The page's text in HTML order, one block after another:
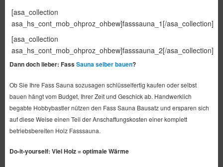
[asa_collection
asa_hs_cont_mob_ohproz_ohbew]fasssauna_1[/asa_collection]
[asa_collection
asa_hs_cont_mob_ohproz_ohbew]fasssauna_2[/asa_collection]
Dann doch lieber: FassSauna selber bauen?
Ob Sie Ihre Fass Sauna sozusagen schlüsselfertig kaufen oder selbst
bauen hängt vom Budget, Ihrer Zeit und Geschick ab. Handwerklich
begabte Hobbybastler nützen den Fass Sauna Bausatz und ersparen sich
auf diese Weise einen Teil der Anschaffungskosten einer komplett
betriebsbereiten Holz Fasssauna.
Do-it-yourself: Viel Holz = optimale Wärme